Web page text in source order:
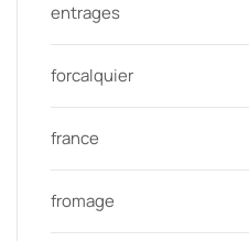
entrages
forcalquier
france
fromage